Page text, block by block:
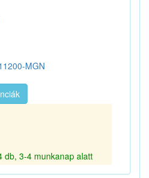
MGN
db, 3-4 munkanap alatt